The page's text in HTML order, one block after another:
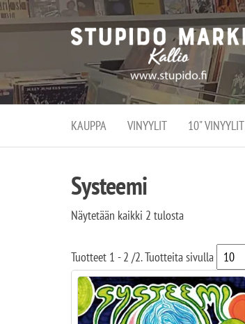
KAUPPA VINYYLIT 10" VINYYLIT
Systeemi
Näytetään kaikki 2 tulosta
Tuotteet 1 - 2 /2. Tuotteita sivulla